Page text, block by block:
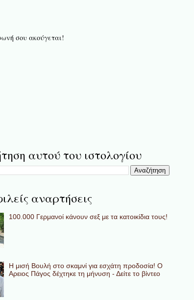
σου ακούγεται!
αυτού του ιστολογίου
αναρτήσεις
100.000 Γερμανοί κάνουν σεξ με τα κατοικίδια τους!
Η μισή Βουλή στο σκαμνί για εσχάτη προδοσία! Ο
Αρειος Πάγος δέχτηκε τη μήνυση - Δείτε το βίντεο